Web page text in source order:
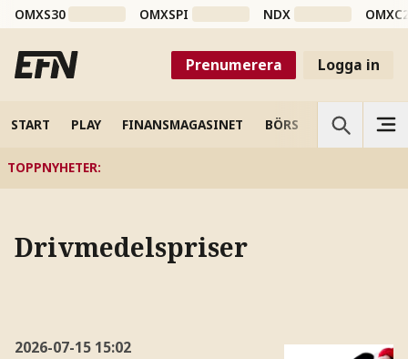
OMXS30 OMXSPI NDX
Prenumerera Logga in
START PLAY FINANSMAGASINET BÖRS VETENSKAP
TOPPNYHETER:
Drivmedelspriser
2026-07-15 15:02